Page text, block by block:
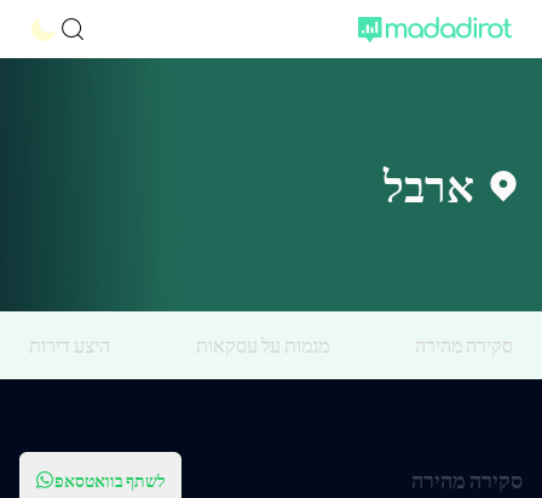
ארבל
סקירה מהירה מגמות על עסקאות היצע דירות
סקירה מהירה לשתף בוואטסאפ